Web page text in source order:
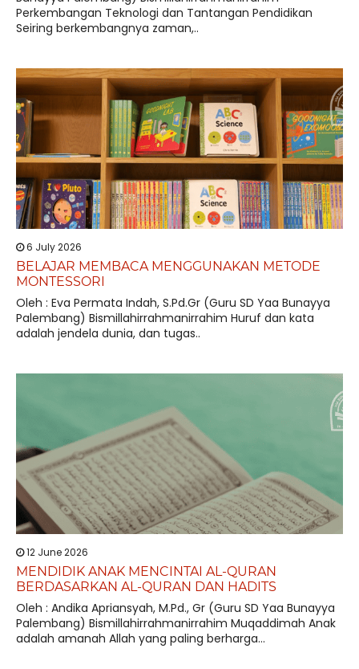
Perkembangan Teknologi dan Tantangan Pendidikan
Seiring berkembangnya zaman,..
6 July 2026
BELAJAR MEMBACA MENGGUNAKAN METODE
MONTESSORI
Oleh : Eva Permata Indah, S.Pd.Gr (Guru SD Yaa Bunayya
Palembang) Bismillahirrahmanirrahim Huruf dan kata
adalah jendela dunia, dan tugas..
12 June 2026
MENDIDIK ANAK MENCINTAI AL-QURAN
BERDASARKAN AL-QURAN DAN HADITS
Oleh : Andika Apriansyah, M.Pd., Gr (Guru SD Yaa Bunayya
Palembang) Bismillahirrahmanirrahim Muqaddimah Anak
adalah amanah Allah yang paling berharga...